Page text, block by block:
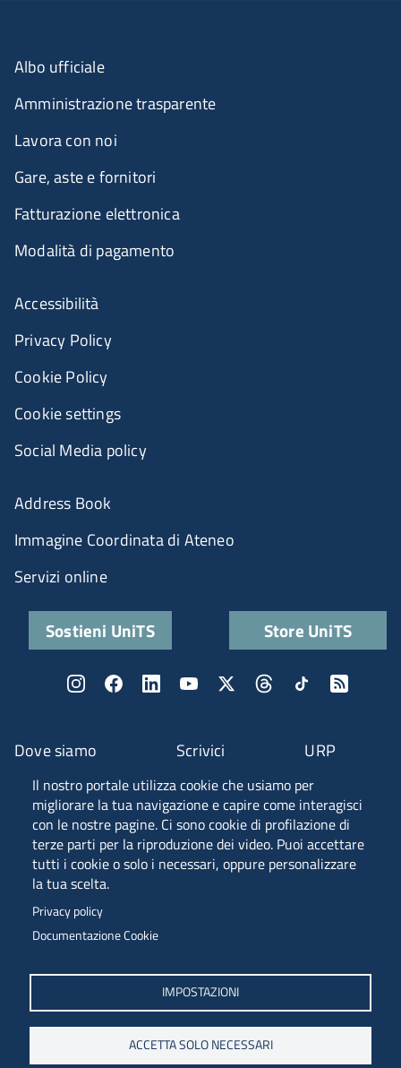
Il nostro portale utilizza cookie che usiamo per
migliorare la tua navigazione e capire come interagisci
con le nostre pagine. Ci sono cookie di profilazione di
terze parti per la riproduzione dei video. Puoi accettare
tutti i cookie o solo i necessari, oppure personalizzare
la tua scelta.
Privacy policy
Documentazione Cookie
IMPOSTAZIONI
ACCETTA SOLO NECESSARI
Piazzale Europa, 1 - 34127 - Trieste, Italia -
Tel. +39 040 558 7111 - P.IVA 00211830328
C.F. 80013890324 - P.E.C. ateneo@pec.units.it
Fascia A ANVUR
Dove siamo Scrivici URP
Albo ufficiale
Amministrazione trasparente
Lavora con noi
Gare, aste e fornitori
Fatturazione elettronica
Modalità di pagamento
Accessibilità
Privacy Policy
Cookie Policy
Cookie settings
Social Media policy
Address Book
Immagine Coordinata di Ateneo
Servizi online
Sostieni UniTS Store UniTS